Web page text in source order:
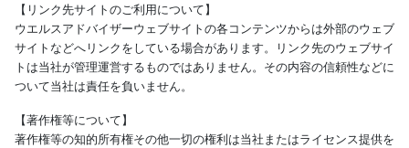
【リンク先サイトのご利用について】
ウエルスアドバイザーウェブサイトの各コンテンツからは外部のウェブ
サイトなどへリンクをしている場合があります。リンク先のウェブサイ
トは当社が管理運営するものではありません。その内容の信頼性などに
ついて当社は責任を負いません。
【著作権等について】
著作権等の知的所有権その他一切の権利は当社またはライセンス提供を